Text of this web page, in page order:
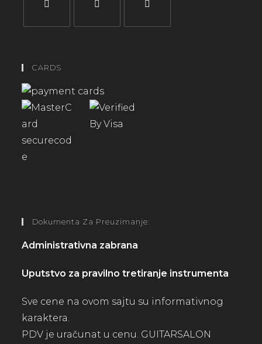
CARDS
Dokumenta Za Preuzimanje:
Administrativna zabrana
Uputstvo za pravilno tretiranje instrumenta
Sve cene na ovom sajtu su informativnog
karaktera.
PDV je uračunat u cenu. GUITARSALON